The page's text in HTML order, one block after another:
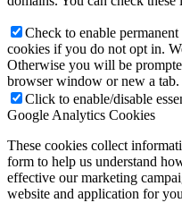
Check to enable
cookies if you do not opt in.
Otherwise you will be
browser window or new a tab.
Click to enable/disable
Google Analytics Cookies
These cookies collect
form to help us understand
effective our marketing
website and application for